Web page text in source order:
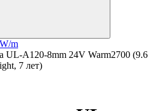
m
UL-A120-8mm 24V Warm2700 (9.6
7 лет)